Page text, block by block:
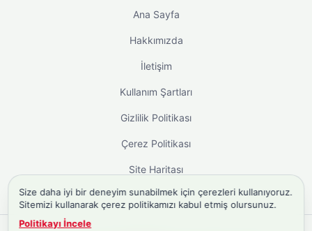
Ana Sayfa
Hakkımızda
İletişim
Kullanım Şartları
Gizlilik Politikası
Çerez Politikası
Site Haritası
Size daha iyi bir deneyim sunabilmek için çerezleri kullanıyoruz.
Sitemizi kullanarak çerez politikamızı kabul etmiş olursunuz.
Politikayı İncele